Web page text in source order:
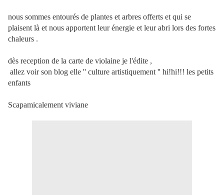
nous sommes entourés de plantes et arbres offerts et qui se
plaisent là et nous apportent leur énergie et leur abri lors des fortes
chaleurs .
dès reception de la carte de violaine je l'édite ,
allez voir son blog elle '' culture artistiquement '' hi!hi!!! les petits
enfants
Scapamicalement viviane